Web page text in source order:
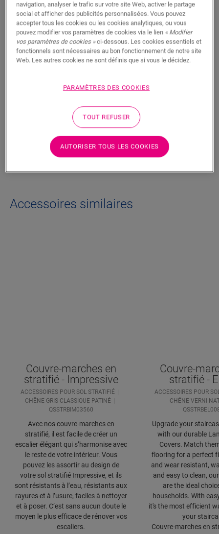
Fonctionnalités du produit
Upgrade your staircase effortlessly with our durable Laminate
Stair Covers. Match them with your flooring for a perfect
finish. Scratch and wear resistant, water-resistant, and easy
households. With easy installation, it's the most efficient way
Téléchargements
Accessoires similaires
Couvre-marches en
stratifié - Impressive
ACCESSOIRES POUR SOL STRATIFIÉ
CHÊNE GRIS CLASSIQUE PATINÉ
QSSTRBIM03560
Avec nos couvre-marches en
stratifié, il est facile de créer un
escalier élégant qui s’harmonise avec
le reste de votre intérieur. Vous
pouvez les assortir au design de
votre sol stratifié Impressive, et ils
sont résistants à l’eau, résistants aux
rayures et à l’usure, faciles à nettoyer
et à poser. C’est sans aucun doute le
moyen le plus efficace de rénover vos
escaliers.
Couvre-
stratifié -
ACCESSOIRES POUR
CHÊNE VERNI
Upgrade your
with our durable
Covers. Match
flooring for a perfect
and wear resistant,
and easy to clean,
are the ideal
households. With
it's the most efficient
your
Couvre-marches en
navigation, analyser le trafic sur votre site Web, activer le partage
social et afficher des publicités personnalisées. Vous pouvez
accepter tous les cookies ou les cookies analytiques, ou vous
pouvez modifier vos paramètres de cookies via le lien « Modifier
vos paramètres de cookies »ci-dessous. Les cookies essentiels et
fonctionnels sont nécessaires au bon fonctionnement de notre site
Web. Les autres cookies ne sont définis que si vous le décidez.
PARAMÈTRES DES COOKIES
TOUT REFUSER
AUTORISER TOUS LES COOKIES